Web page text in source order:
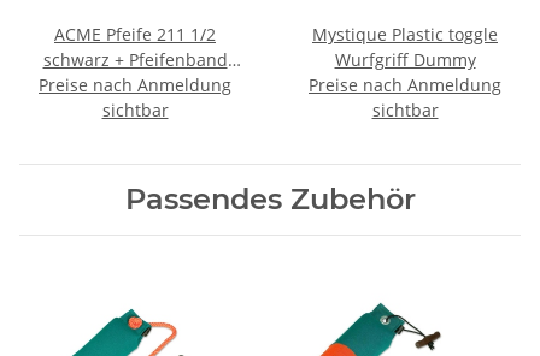
ACME Pfeife 211 1/2
schwarz + Pfeifenband
kostenlos
Preise nach Anmeldung
sichtbar
Mystique Plastic toggle
Wurfgriff Dummy
Preise nach Anmeldung
sichtbar
Passendes Zubehör